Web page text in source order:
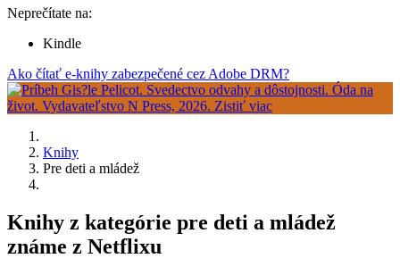
Neprečítate na:
Kindle
Ako čítať e-knihy zabezpečené cez Adobe DRM?
Knihy
Pre deti a mládež
Knihy z kategórie pre deti a mládež
známe z Netflixu